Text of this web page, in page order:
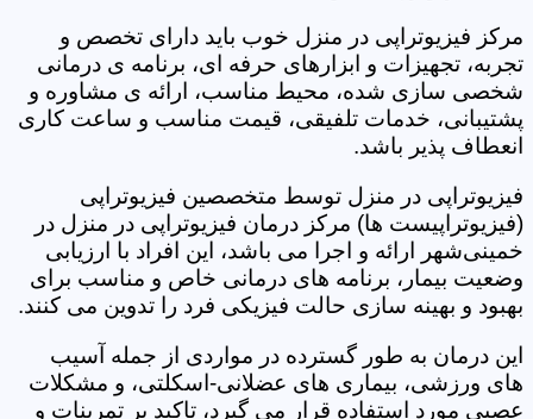
مرکز فیزیوتراپی در منزل خوب باید دارای تخصص و
تجربه، تجهیزات و ابزارهای حرفه ای، برنامه ی درمانی
شخصی سازی شده، محیط مناسب، ارائه ی مشاوره و
پشتیبانی، خدمات تلفیقی، قیمت مناسب و ساعت کاری
انعطاف پذیر باشد.
فیزیوتراپی در منزل توسط متخصصین فیزیوتراپی
(فیزیوتراپیست ها) مرکز درمان فیزیوتراپی در منزل در
خمینی‌شهر ارائه و اجرا می باشد، این افراد با ارزیابی
وضعیت بیمار، برنامه های درمانی خاص و مناسب برای
بهبود و بهینه سازی حالت فیزیکی فرد را تدوین می کنند.
این درمان به طور گسترده در مواردی از جمله آسیب
های ورزشی، بیماری های عضلانی-اسکلتی، و مشکلات
عصبی مورد استفاده قرار می گیرد، تاکید بر تمرینات و